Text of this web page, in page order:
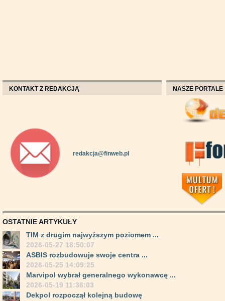
KONTAKT Z REDAKCJĄ
redakcja@finweb.pl
NASZE PORTALE
OSTATNIE ARTYKUŁY
TIM z drugim najwyższym poziomem ...
2026-05-27 18:50:07
ASBIS rozbudowuje swoje centra ...
2026-05-25 14:09:25
Marvipol wybrał generalnego wykonawcę ...
2026-05-19 11:36:03
Dekpol rozpoczął kolejną budowę